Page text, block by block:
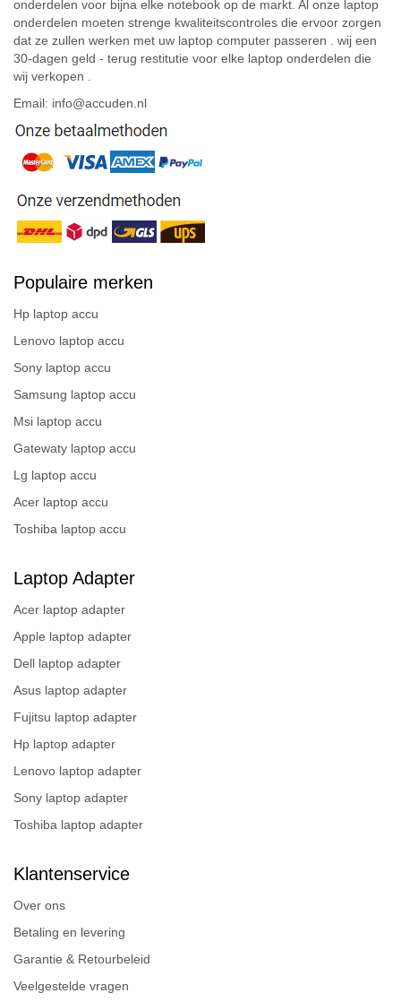
onderdelen voor bijna elke notebook op de markt. Al onze laptop
onderdelen moeten strenge kwaliteitscontroles die ervoor zorgen
dat ze zullen werken met uw laptop computer passeren . wij een
30-dagen geld - terug restitutie voor elke laptop onderdelen die
wij verkopen .
Email: info@accuden.nl
Populaire merken
Hp laptop accu
Lenovo laptop accu
Sony laptop accu
Samsung laptop accu
Msi laptop accu
Gatewaty laptop accu
Lg laptop accu
Acer laptop accu
Toshiba laptop accu
Laptop Adapter
Acer laptop adapter
Apple laptop adapter
Dell laptop adapter
Asus laptop adapter
Fujitsu laptop adapter
Hp laptop adapter
Lenovo laptop adapter
Sony laptop adapter
Toshiba laptop adapter
Klantenservice
Over ons
Betaling en levering
Garantie & Retourbeleid
Veelgestelde vragen